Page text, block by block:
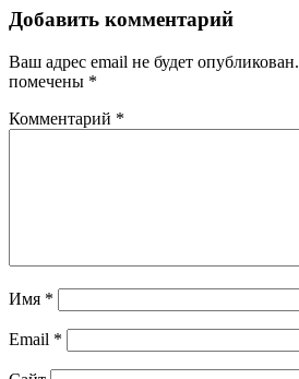
Добавить комментарий
Ваш адрес email не будет опубликован.
помечены *
Комментарий *
Имя *
Email *